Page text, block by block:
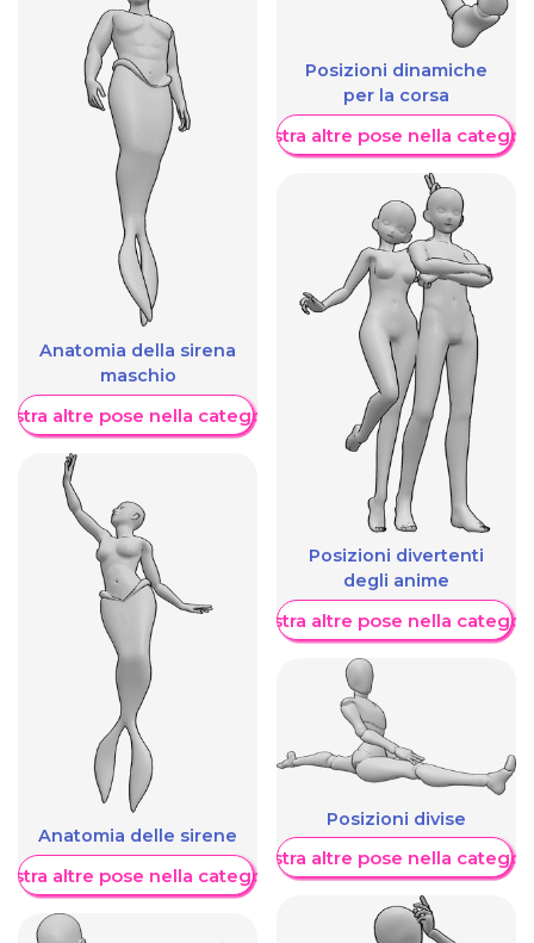
Anatomia della sirena
maschio
altre pose nella categoria
Anatomia delle sirene
altre pose nella categoria
Posizioni dinamiche
per la corsa
Mostra altre pose nella
Posizioni divertenti
degli anime
Mostra altre pose nella
Posizioni divise
Mostra altre pose nella